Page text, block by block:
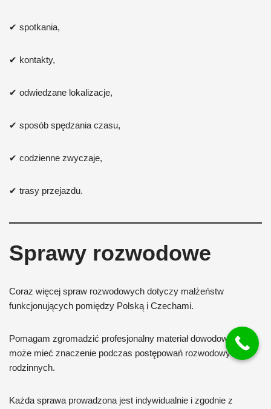
✔ spotkania,
✔ kontakty,
✔ odwiedzane lokalizacje,
✔ sposób spędzania czasu,
✔ codzienne zwyczaje,
✔ trasy przejazdu.
Sprawy rozwodowe
Coraz więcej spraw rozwodowych dotyczy małżeństw
funkcjonujących pomiędzy Polską i Czechami.
Pomagam zgromadzić profesjonalny materiał dowodowy, który
może mieć znaczenie podczas postępowań rozwodowych i
rodzinnych.
Każda sprawa prowadzona jest indywidualnie i zgodnie z